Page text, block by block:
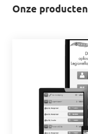
Onze producten